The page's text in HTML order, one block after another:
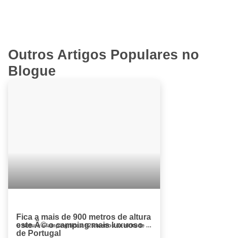
Outros Artigos Populares no
Blogue
Fica a mais de 900 metros de altura
este Ã© o camping mais luxuoso
de Portugal
O Natura Glamping fica a 925 metros de altitude na Serra da Gardunha, no Fundão. Ao todo, são sete incríveis tendas em forma de i...